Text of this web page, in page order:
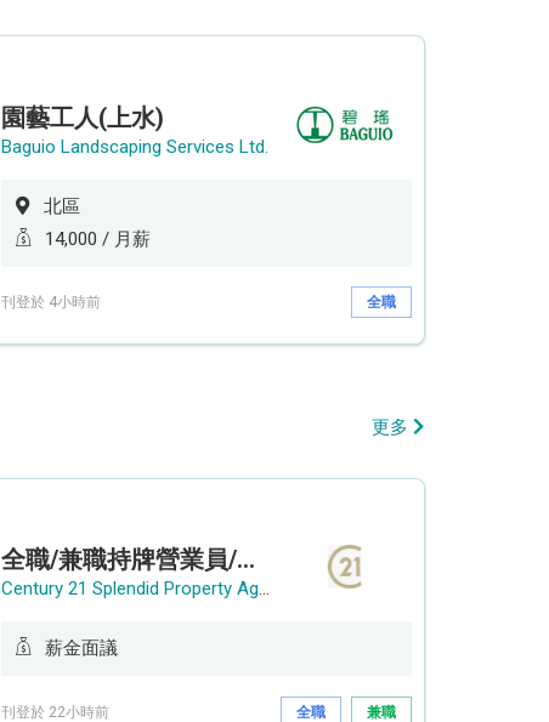
園藝工人(上水)
Baguio Landscaping Services Ltd.
北區
14,000 / 月薪
刊登於 4小時前 全職
更多
全職/兼職持牌營業員/持牌地產代理
Century 21 Splendid Property Agency
薪金面議
刊登於 22小時前 全職 兼職